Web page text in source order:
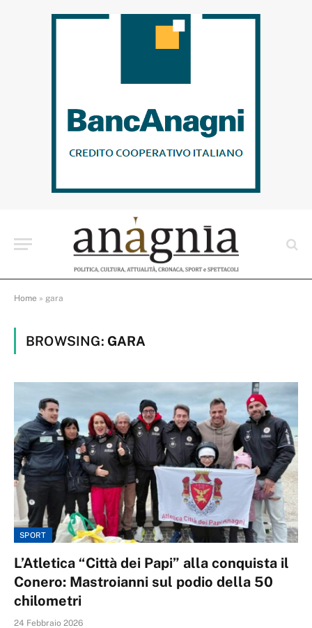
Home » gara
BROWSING: GARA
SPORT
L’Atletica “Città dei Papi” alla conquista il
Conero: Mastroianni sul podio della 50
chilometri
24 Febbraio 2026